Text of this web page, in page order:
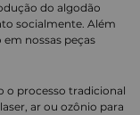
do algodão
socialmente. Além
nossas peças
o processo tradicional
ar ou ozônio para